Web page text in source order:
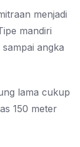
menjadi
mandiri
angka
lama cukup
150 meter